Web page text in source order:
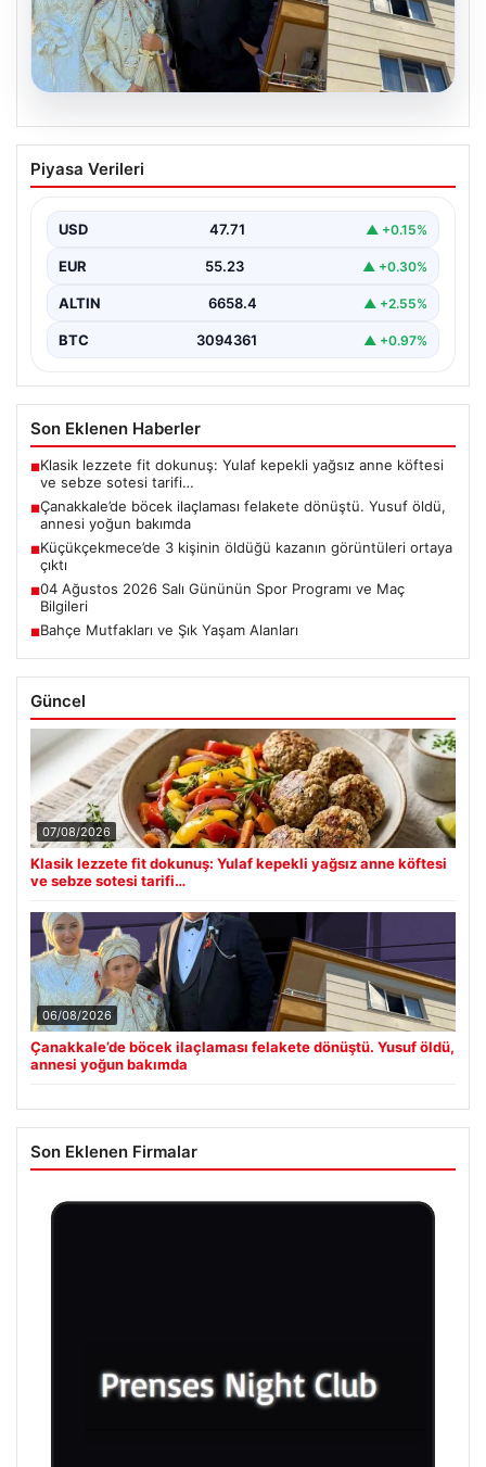
06.08.2026
Çanakkale’de böcek ilaçlaması felakete
dönüştü. Yusuf öldü, annesi yoğun
{“title”: “Çanakkale’de Böcek İlaçlaması Felakete
Çanakkale’nin…
Piyasa Verileri
USD 47.71 ▲ +0.15%
EUR 55.23 ▲ +0.30%
ALTIN 6658.4 ▲ +2.55%
BTC 3094361 ▲ +0.97%
Son Eklenen Haberler
■Klasik lezzete fit dokunuş: Yulaf kepekli yağsız anne köftesi
ve sebze sotesi tarifi…
■Çanakkale’de böcek ilaçlaması felakete dönüştü. Yusuf öldü,
annesi yoğun bakımda
■Küçükçekmece’de 3 kişinin öldüğü kazanın görüntüleri ortaya
çıktı
■04 Ağustos 2026 Salı Gününün Spor Programı ve Maç
Bilgileri
■Bahçe Mutfakları ve Şık Yaşam Alanları
Güncel
07/08/2026
Klasik lezzete fit dokunuş: Yulaf kepekli yağsız anne köftesi
ve sebze sotesi tarifi…
06/08/2026
Çanakkale’de böcek ilaçlaması felakete dönüştü. Yusuf öldü,
annesi yoğun bakımda
Son Eklenen Firmalar